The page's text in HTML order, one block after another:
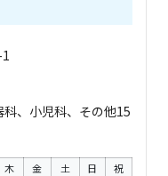
、小児科、その他15
木 金 土 日 祝